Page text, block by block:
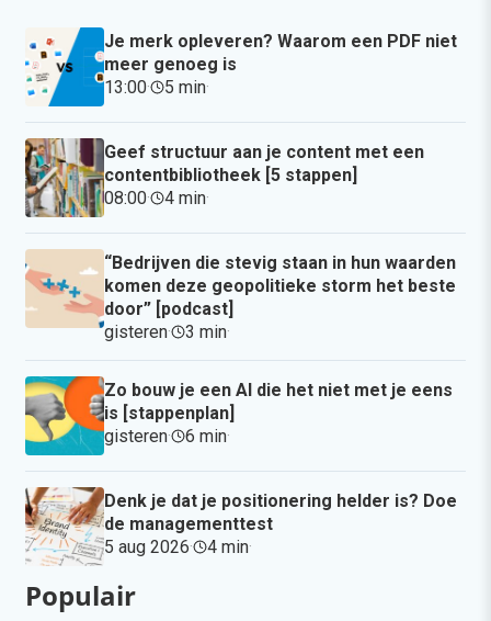
Je merk opleveren? Waarom een PDF niet
meer genoeg is
13:00· 5 min·
Geef structuur aan je content met een
contentbibliotheek [5 stappen]
08:00· 4 min·
“Bedrijven die stevig staan in hun waarden
komen deze geopolitieke storm het beste
door” [podcast]
gisteren· 3 min·
Zo bouw je een AI die het niet met je eens
is [stappenplan]
gisteren· 6 min·
Denk je dat je positionering helder is? Doe
de managementtest
5 aug 2026· 4 min·
Populair